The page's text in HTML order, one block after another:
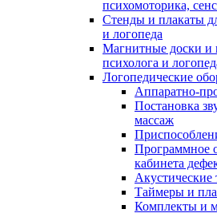
психомоторика,
Стенды и плакаты
и логопеда
Магнитные доски и
психолога и
Логопедические
Аппаратно-
Постановка
массаж
Программное
кабинета
Таймеры и
Комплекты и